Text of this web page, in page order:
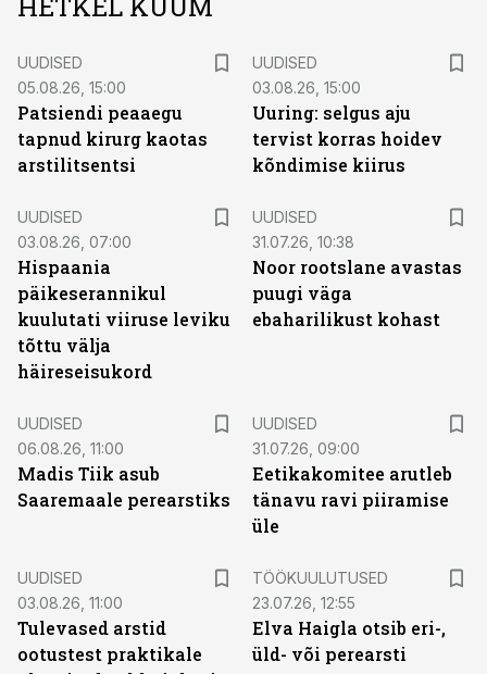
UUDISED
05.08.26, 15:00
Patsiendi peaaegu
tapnud kirurg kaotas
arstilitsentsi
UUDISED
03.08.26, 15:00
Uuring: selgus aju
tervist korras hoidev
kõndimise kiirus
UUDISED
03.08.26, 07:00
Hispaania
päikeserannikul
kuulutati viiruse leviku
tõttu välja
häireseisukord
UUDISED
31.07.26, 10:38
Noor rootslane avastas
puugi väga
ebaharilikust kohast
UUDISED
06.08.26, 11:00
Madis Tiik asub
Saaremaale perearstiks
UUDISED
31.07.26, 09:00
Eetikakomitee arutleb
tänavu ravi piiramise
üle
UUDISED
03.08.26, 11:00
Tulevased arstid
ootustest praktikale
TÖÖKUULUTUSED
23.07.26, 12:55
Elva Haigla otsib eri-,
üld- või perearsti